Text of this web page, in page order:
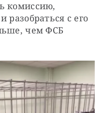
комиссию,
разобраться с его
чем ФСБ